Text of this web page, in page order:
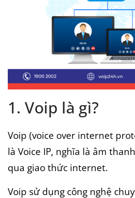
1. Voip là gì?
Voip (voice over internet
là Voice IP, nghĩa là âm
qua giao thức internet.
Voip sử dụng công nghệ